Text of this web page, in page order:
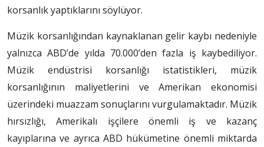
korsanlık yaptıklarını söylüyor.
Müzik korsanlığından kaynaklanan gelir kaybı nedeniyle
yalnızca ABD’de yılda 70.000’den fazla iş kaybediliyor.
Müzik endüstrisi korsanlığı istatistikleri, müzik
korsanlığının maliyetlerini ve Amerikan ekonomisi
üzerindeki muazzam sonuçlarını vurgulamaktadır. Müzik
hırsızlığı, Amerikalı işçilere önemli iş ve kazanç
kayıplarına ve ayrıca ABD hükümetine önemli miktarda